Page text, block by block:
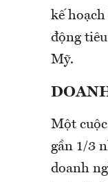
kế
động
Mỹ.
Một
gần 1/3
doanh